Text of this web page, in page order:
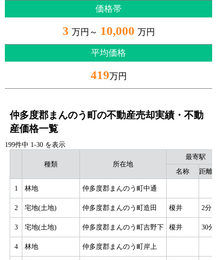
価格帯
3 万円～ 10,000 万円
平均価格
419万円
仲多度郡まんのう町の不動産売却実績・不動
産価格一覧
199件中 1-30 を表示
種類 所在地
最寄駅
名称
距離(
1 林地 仲多度郡まんのう町中通
2 宅地(土地) 仲多度郡まんのう町造田 榎井 2分
3 宅地(土地) 仲多度郡まんのう町吉野下 榎井 30分
4 林地 仲多度郡まんのう町岸上